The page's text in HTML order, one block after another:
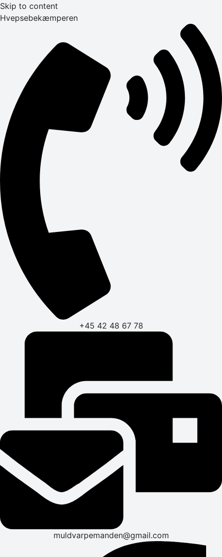
Skip to content
Hvepsebekæmperen
+45 42 48 67 78
muldvarpemanden@gmail.com